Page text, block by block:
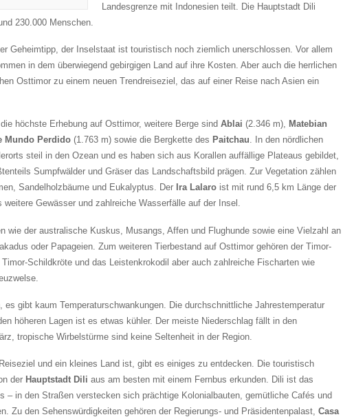
Landesgrenze mit Indonesien teilt. Die Hauptstadt Dili
230.000 Menschen.
Geheimtipp, der Inselstaat ist touristisch noch ziemlich unerschlossen. Vor allem
in dem überwiegend gebirgigen Land auf ihre Kosten. Aber auch die herrlichen
Osttimor zu einem neuen Trendreiseziel, das auf einer Reise nach Asien ein
die höchste Erhebung auf Osttimor, weitere Berge sind Ablai (2.346 m), Matebian
Mundo Perdido (1.763 m) sowie die Bergkette des Paitchau. In den nördlichen
steil in den Ozean und es haben sich aus Korallen auffällige Plateaus gebildet,
Sumpfwälder und Gräser das Landschaftsbild prägen. Zur Vegetation zählen
Sandelholzbäume und Eukalyptus. Der
Ira Lalaro ist mit rund 6,5 km Länge der
Gewässer und zahlreiche Wasserfälle auf der Insel.
wie der australische Kuskus, Musangs, Affen und Flughunde sowie eine Vielzahl an
oder Papageien. Zum weiteren Tierbestand auf Osttimor gehören der Timor-
Schildkröte und das Leistenkrokodil aber auch zahlreiche Fischarten wie
es gibt kaum Temperaturschwankungen. Die durchschnittliche Jahrestemperatur
höheren Lagen ist es etwas kühler. Der meiste Niederschlag fällt in den
tropische Wirbelstürme sind keine Seltenheit in der Region.
und ein kleines Land ist, gibt es einiges zu entdecken. Die touristisch
der Hauptstadt Dili aus am besten mit einem Fernbus erkunden. Dili ist das
– in den Straßen verstecken sich prächtige Kolonialbauten, gemütliche Cafés und
Zu den Sehenswürdigkeiten gehören der Regierungs- und Präsidentenpalast, Casa